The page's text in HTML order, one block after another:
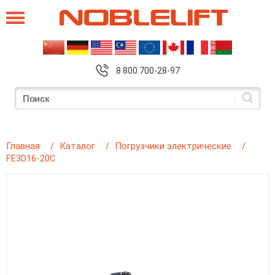
8 800 700-28-97
Главная Каталог
Погрузчики электрические
FE3D16-20C